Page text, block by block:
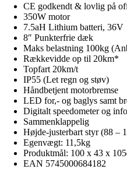
CE godkendt & lovlig på
350W motor
7.5aH Lithium batteri, 36V
8″ Punkterfrie dæk
Maks belastning 100kg
Rækkevidde op til 20km*
Topfart 20km/t
IP55 (Let regn og støv)
Håndbetjent motorbremse
LED for,- og baglys samt
Digitalt speedometer og
Sammenklappelig
Højde-justerbart styr (88 –
Egenvægt: 11,5kg
Produktmål: 100 x 43 x
EAN 5745000684182